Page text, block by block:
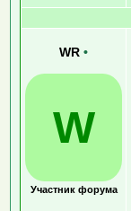
WR •
W
Участник форума